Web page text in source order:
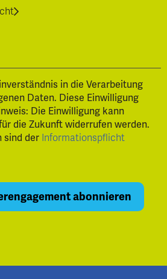
in die Verarbeitung
Daten. Diese Einwilligung
Die Einwilligung kann
die Zukunft widerrufen werden.
sind der Informationspflicht